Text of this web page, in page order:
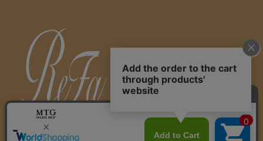
特定商取引に関する法律に基づく表記 利用規約 会社概要